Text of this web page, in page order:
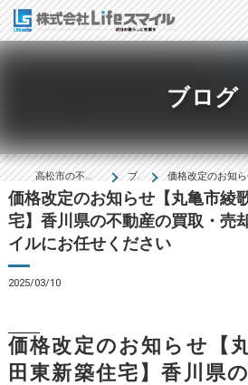
ブログ
高松市の不動産は株式会社Lifeｽﾏｲﾙ ブログ 価格改定のお知らせ【丸亀市綾歌町岡田東
価格改定のお知らせ【丸亀市綾
宅】香川県の不動産の買取・売
イルにお任せください
2025/03/10
価格改定のお知らせ【
田東新築住宅】香川県